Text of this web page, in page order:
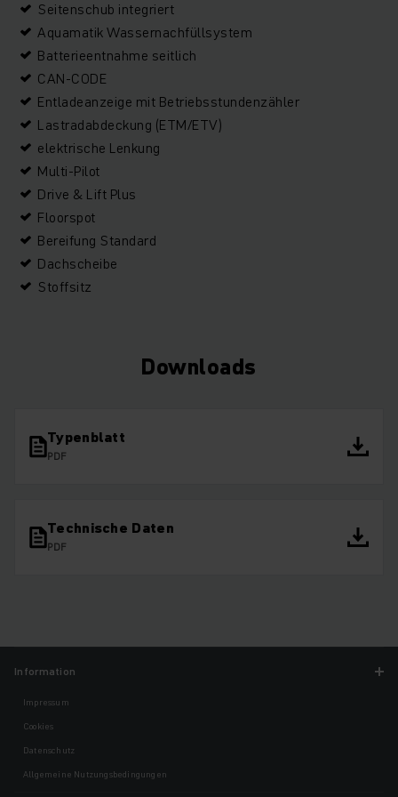
Seitenschub integriert
Aquamatik Wassernachfüllsystem
Batterieentnahme seitlich
CAN-CODE
Entladeanzeige mit Betriebsstundenzähler
Lastradabdeckung (ETM/ETV)
elektrische Lenkung
Multi-Pilot
Drive & Lift Plus
Floorspot
Bereifung Standard
Dachscheibe
Stoffsitz
Downloads
Typenblatt
PDF
Technische Daten
PDF
Information
Impressum
Cookies
Datenschutz
Allgemeine Nutzungsbedingungen